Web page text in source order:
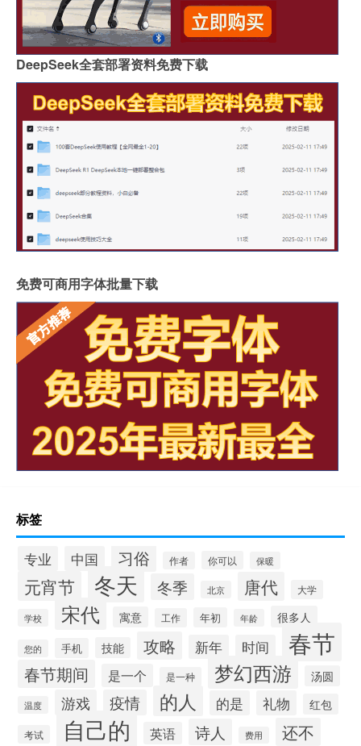
DeepSeek全套部署资料免费下载
免费可商用字体批量下载
标签
专业 中国 习俗 作者 你可以 保暖
元宵节 冬天 冬季 北京 唐代 大学
学校 宋代 寓意 工作 年初 年龄 很多人
您的 手机 技能 攻略 新年 时间 春节
春节期间 是一个 是一种 梦幻西游 汤圆
温度 游戏 疫情 的人 的是 礼物 红包
考试 自己的 英语 诗人 费用 还不